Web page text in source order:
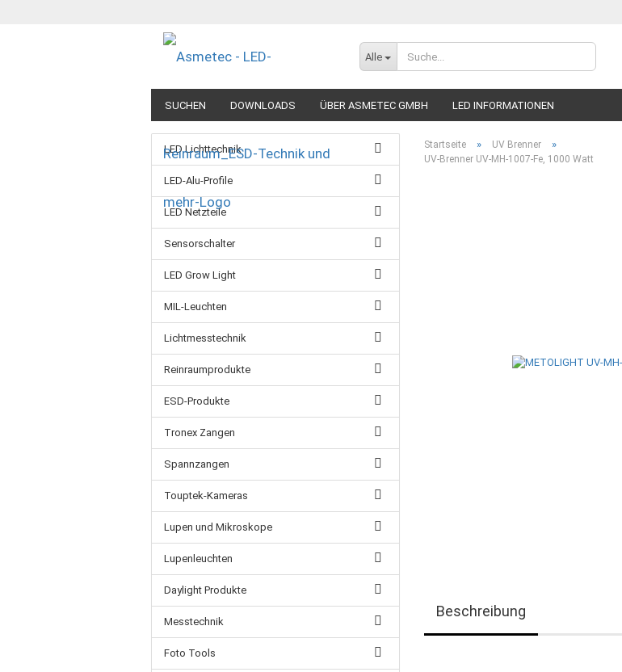
Sprache auswählen
Alle
SUCHEN DOWNLOADS ÜBER ASMETEC GMBH LED INFORMATIONEN
Startseite » UV Brenner »
UV-Brenner UV-MH-1007-Fe, 1000 Watt
Beschreibung
LED Lichttechnik
LED-Alu-Profile
LED Netzteile
Sensorschalter
LED Grow Light
MIL-Leuchten
Lichtmesstechnik
Reinraumprodukte
ESD-Produkte
Tronex Zangen
Spannzangen
Touptek-Kameras
Lupen und Mikroskope
Lupenleuchten
Daylight Produkte
Messtechnik
Foto Tools